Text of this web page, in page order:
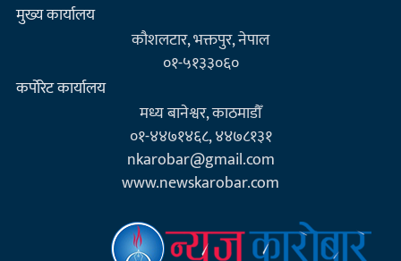
मुख्य कार्यालय
कौशलटार, भक्तपुर, नेपाल
०१-५१३३०६०
कर्पाेरेट कार्यालय
मध्य बानेश्वर, काठमाडौँ
०१-४४७१४६८, ४४७८१३१
nkarobar@gmail.com
www.newskarobar.com